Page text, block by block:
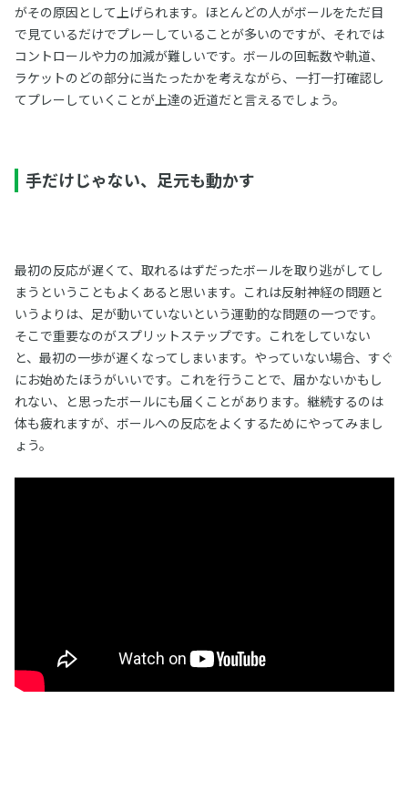
がその原因として上げられます。ほとんどの人がボールをただ目
で見ているだけでプレーしていることが多いのですが、それでは
コントロールや力の加減が難しいです。ボールの回転数や軌道、
ラケットのどの部分に当たったかを考えながら、一打一打確認し
てプレーしていくことが上達の近道だと言えるでしょう。
手だけじゃない、足元も動かす
最初の反応が遅くて、取れるはずだったボールを取り逃がしてし
まうということもよくあると思います。これは反射神経の問題と
いうよりは、足が動いていないという運動的な問題の一つです。
そこで重要なのがスプリットステップです。これをしていない
と、最初の一歩が遅くなってしまいます。やっていない場合、すぐ
にお始めたほうがいいです。これを行うことで、届かないかもし
れない、と思ったボールにも届くことがあります。継続するのは
体も疲れますが、ボールへの反応をよくするためにやってみまし
ょう。